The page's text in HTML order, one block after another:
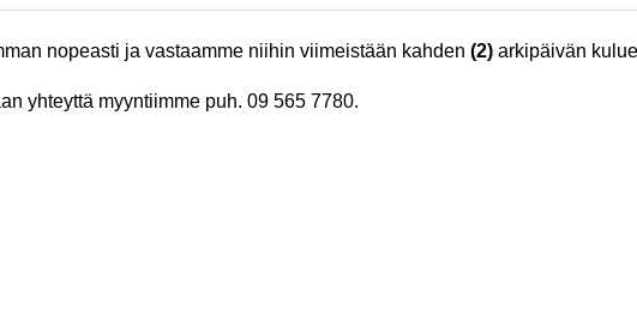
nopeasti ja vastaamme niihin viimeistään kahden (2) arkipäivän
yhteyttä myyntiimme puh. 09 565 7780.